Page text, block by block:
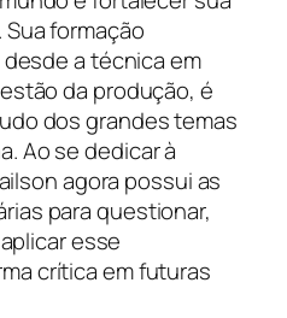
formação
a técnica em
da produção, é
dos grandes temas
Ao se dedicar à
agora possui as
para questionar,
esse
crítica em futuras